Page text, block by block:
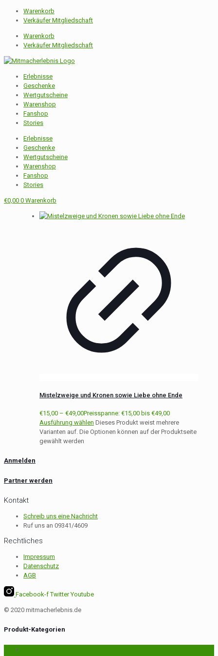
Warenkorb
Verkäufer Mitgliedschaft
Warenkorb
Verkäufer Mitgliedschaft
Erlebnisse
Geschenke
Wertgutscheine
Warenshop
Fanshop
Stories
Erlebnisse
Geschenke
Wertgutscheine
Warenshop
Fanshop
Stories
€0,00 0 Warenkorb
Mistelzweige und Kronen sowie Liebe ohne Ende
€15,00 – €49,00Preisspanne: €15,00 bis €49,00
Ausführung wählen Dieses Produkt weist mehrere
Varianten auf. Die Optionen können auf der Produktseite
gewählt werden
Anmelden
Partner werden
Kontakt
Schreib uns eine Nachricht
Ruf uns an 09341/4609
Rechtliches
Impressum
Datenschutz
AGB
Facebook-f Twitter Youtube
© 2020 mitmacherlebnis.de
Produkt-Kategorien